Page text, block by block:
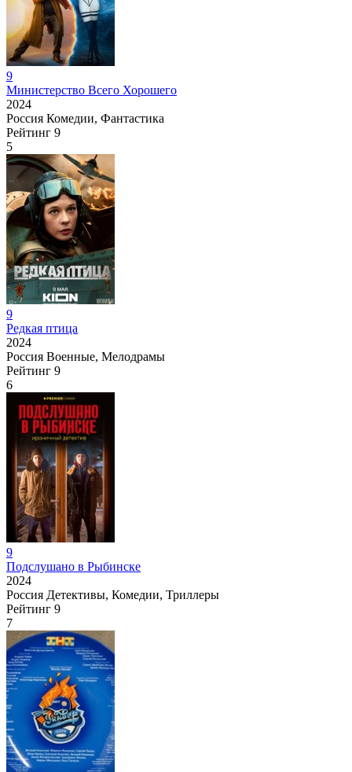
9
Министерство Всего Хорошего
2024
Россия Комедии, Фантастика
Рейтинг 9
5
9
Редкая птица
2024
Россия Военные, Мелодрамы
Рейтинг 9
6
9
Подслушано в Рыбинске
2024
Россия Детективы, Комедии, Триллеры
Рейтинг 9
7